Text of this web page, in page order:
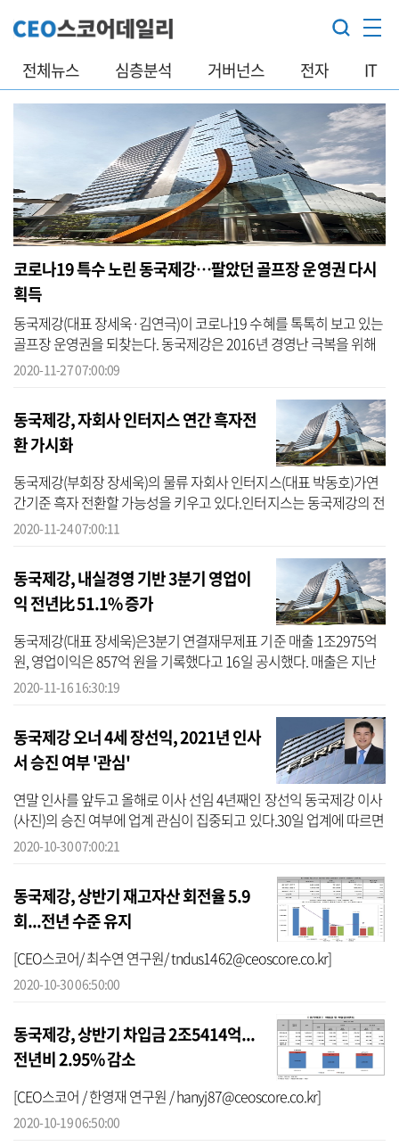
전체뉴스 심층분석 거버넌스 전자 IT
코로나19 특수 노린 동국제강…팔았던 골프장 운영권 다시
획득
동국제강(대표 장세욱·김연극)이 코로나19 수혜를 톡톡히 보고 있는
골프장 운영권을 되찾는다. 동국제강은 2016년 경영난 극복을 위해
골프장 페럼클럽을 운영하는 페럼인프라 지분을 매각했지만 4년여
2020-11-27 07:00:09
동국제강, 자회사 인터지스 연간 흑자전
환 가시화
동국제강(부회장 장세욱)의 물류 자회사 인터지스(대표 박동호)가연
간기준 흑자 전환할 가능성을 키우고 있다.인터지스는 동국제강의 전
폭적인 일감 지원에도 불구하고 중국 사업 부진에 손실을 기록해왔
2020-11-24 07:00:11
동국제강, 내실경영 기반 3분기 영업이
익 전년比 51.1% 증가
동국제강(대표 장세욱)은3분기 연결재무제표 기준 매출 1조2975억
원, 영업이익은 857억 원을 기록했다고 16일 공시했다. 매출은 지난
해동기 대비 9.3% 감소한 반면 영업이익은 51.1% 증가했다. 당기순
2020-11-16 16:30:19
동국제강 오너 4세 장선익, 2021년 인사
서 승진 여부 '관심'
연말 인사를 앞두고 올해로 이사 선임 4년째인 장선익 동국제강 이사
(사진)의 승진 여부에 업계 관심이 집중되고 있다.30일 업계에 따르면
장선익 이사는 2017년 인사를 통해 이사에 선임된 뒤 올해로 4년째
2020-10-30 07:00:21
동국제강, 상반기 재고자산 회전율 5.9
회...전년 수준 유지
[CEO스코어/ 최수연 연구원/ tndus1462@ceoscore.co.kr]
2020-10-30 06:50:00
동국제강, 상반기 차입금 2조5414억...
전년비 2.95% 감소
[CEO스코어 / 한영재 연구원 / hanyj87@ceoscore.co.kr]
2020-10-19 06:50:00